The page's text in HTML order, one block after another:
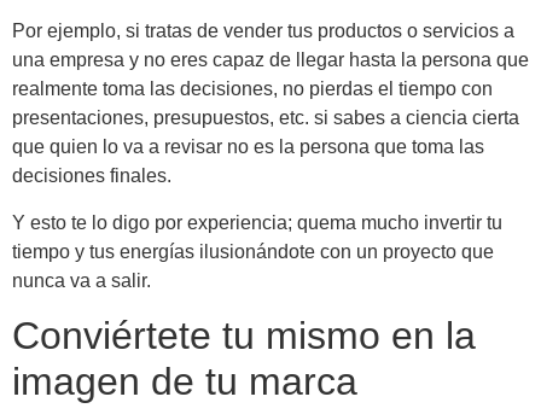
Por ejemplo, si tratas de vender tus productos o servicios a
una empresa y no eres capaz de llegar hasta la persona que
realmente toma las decisiones, no pierdas el tiempo con
presentaciones, presupuestos, etc. si sabes a ciencia cierta
que quien lo va a revisar no es la persona que toma las
decisiones finales.
Y esto te lo digo por experiencia; quema mucho invertir tu
tiempo y tus energías ilusionándote con un proyecto que
nunca va a salir.
Conviértete tu mismo en la
imagen de tu marca